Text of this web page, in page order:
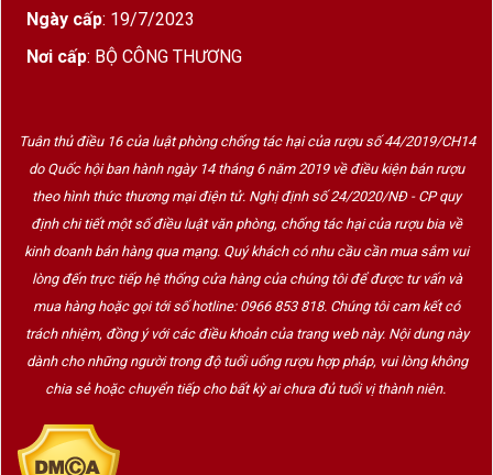
mọng và cấu trúc tannin mượt mà.
Thổ nhưỡng:
độ tươi mát cho rượu.
Độ tuổi trung bình của cây nho khoảng 30 năm,
với mật độ trồng từ 5.500 đến 6.500 cây/ha.
Giá trị phân hạng Premier Grand Cru Classé B
Château Canon được xếp hạngPremier Grand
Cru Classé Btrong hệ thống phân loại rượu vang
Saint-Émilion.
Đây là một trong những phân hạng cao quý, phản
ánh chất lượng vượt trội và danh tiếng lâu đời của
nhà sản xuất.
Ngày cấp: 19/7/2023
Nơi cấp: BỘ CÔNG THƯƠNG
Tuân thủ điều 16 của luật phòng chống tác hại của rượu số 44/2019/CH14
do Quốc hội ban hành ngày 14 tháng 6 năm 2019 về điều kiện bán rượu
theo hình thức thương mại điện tử. Nghị định số 24/2020/NĐ - CP quy
định chi tiết một số điều luật văn phòng, chống tác hại của rượu bia về
kinh doanh bán hàng qua mạng. Quý khách có nhu cầu cần mua sắm vui
lòng đến trực tiếp hệ thống cửa hàng của chúng tôi để được tư vấn và
mua hàng hoặc gọi tới số hotline: 0966 853 818. Chúng tôi cam kết có
trách nhiệm, đồng ý với các điều khoản của trang web này. Nội dung này
dành cho những người trong độ tuổi uống rượu hợp pháp, vui lòng không
chia sẻ hoặc chuyển tiếp cho bất kỳ ai chưa đủ tuổi vị thành niên.